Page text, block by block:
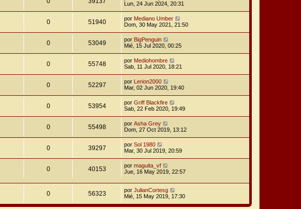
Lun, 24 Jun 2024, 20:31
0 51940 por Mediano Umber
Dom, 30 May 2021, 21:50
0 53049 por BigPenguin
Mié, 15 Jul 2020, 00:25
0 55748 por Mediohombre
Sab, 11 Jul 2020, 18:21
0 52297 por Lerion2000
Mar, 02 Jun 2020, 19:40
0 53954 por Griff Blackfire
Sab, 22 Feb 2020, 19:49
0 55498 por Asha Grey
Dom, 27 Oct 2019, 13:12
0 39297 por Sol 1980
Mar, 30 Jul 2019, 20:59
0 40153 por maguita_vf
Jue, 16 May 2019, 22:57
0 56323 por JulianCortesg
Mié, 15 May 2019, 17:30